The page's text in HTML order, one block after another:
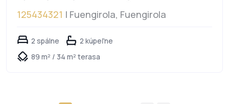
125434321 | Fuengirola, Fuengirola
2 spálne
2 kúpeľne
89 m² / 34 m² terasa